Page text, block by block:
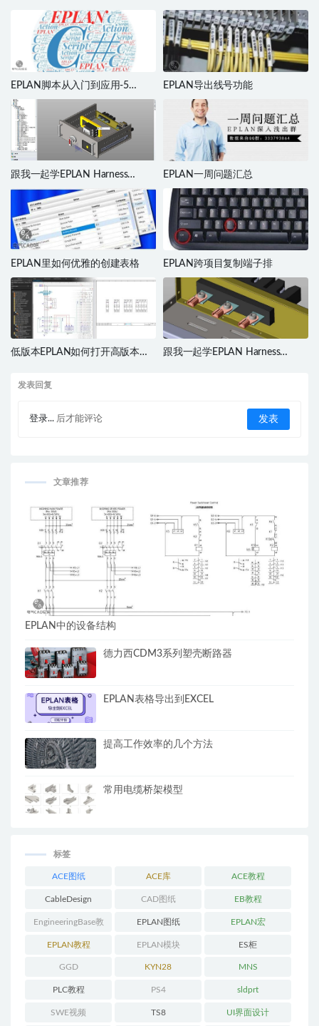
EPLAN脚本从入门到应用-5
《hello world》
EPLAN导出线号功能
跟我一起学EPLAN Harness
proD（二）
EPLAN一周问题汇总
EPLAN里如何优雅的创建表格 EPLAN跨项目复制端子排
低版本EPLAN如何打开高版本项
跟我一起学EPLAN Harness
发表回复
登录... 后才能评论
文章推荐
EPLAN中的设备结构
德力西CDM3系列塑壳断路器
EPLAN表格导出到EXCEL
提高工作效率的几个方法
常用电缆桥架模型
标签
ACE图纸 ACE库 ACE教程
CableDesign CAD图纸 EB教程
EngineeringBase教
程
EPLAN图纸 EPLAN宏
EPLAN教程 EPLAN模块 ES柜
GGD KYN28 MNS
PLC教程 PS4 sldprt
SWE视频 TS8 UI界面设计